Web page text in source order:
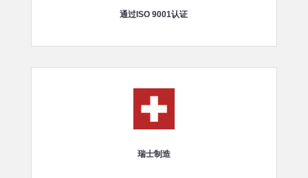
通过ISO 9001认证
瑞士制造